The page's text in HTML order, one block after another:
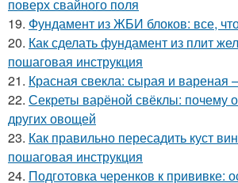
поверх свайного поля
19. Фундамент из ЖБИ блоков: все,
20. Как сделать фундамент из плит
пошаговая инструкция
21. Красная свекла: сырая и вареная
22. Секреты варёной свёклы: почему
других овощей
23. Как правильно пересадить куст
пошаговая инструкция
24. Подготовка черенков к прививке: